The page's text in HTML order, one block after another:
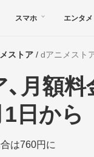
スマホ エンタメ
ストア dアニメスト
月額
日から
は760円に